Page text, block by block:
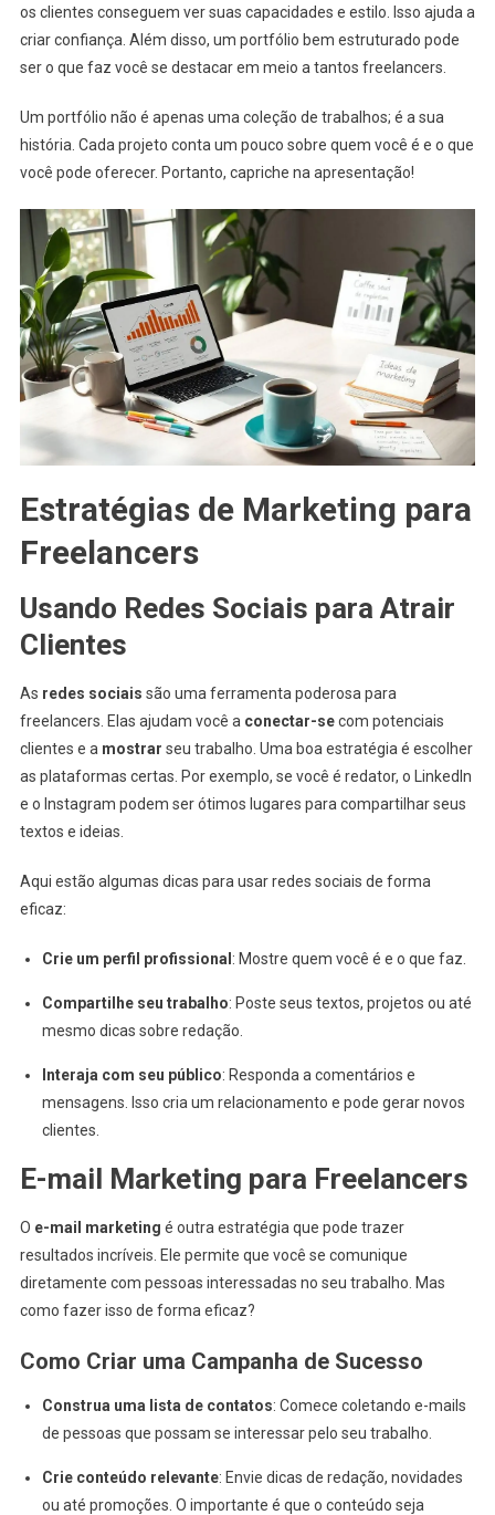
os clientes conseguem ver suas capacidades e estilo. Isso ajuda a
criar confiança. Além disso, um portfólio bem estruturado pode
ser o que faz você se destacar em meio a tantos freelancers.
Um portfólio não é apenas uma coleção de trabalhos; é a sua
história. Cada projeto conta um pouco sobre quem você é e o que
você pode oferecer. Portanto, capriche na apresentação!
Estratégias de Marketing para
Freelancers
Usando Redes Sociais para Atrair
Clientes
As redes sociais são uma ferramenta poderosa para
freelancers. Elas ajudam você a conectar-secom potenciais
clientes e a mostrar seu trabalho. Uma boa estratégia é escolher
as plataformas certas. Por exemplo, se você é redator, o LinkedIn
e o Instagram podem ser ótimos lugares para compartilhar seus
textos e ideias.
Aqui estão algumas dicas para usar redes sociais de forma
eficaz:
Crie um perfil profissional: Mostre quem você é e o que faz.
Compartilhe seu trabalho: Poste seus textos, projetos ou até
mesmo dicas sobre redação.
Interaja com seu público: Responda a comentários e
mensagens. Isso cria um relacionamento e pode gerar novos
clientes.
E-mail Marketing para Freelancers
O e-mail marketing é outra estratégia que pode trazer
resultados incríveis. Ele permite que você se comunique
diretamente com pessoas interessadas no seu trabalho. Mas
como fazer isso de forma eficaz?
Como Criar uma Campanha de Sucesso
Construa uma lista de contatos: Comece coletando e-mails
de pessoas que possam se interessar pelo seu trabalho.
Crie conteúdo relevante: Envie dicas de redação, novidades
ou até promoções. O importante é que o conteúdo seja